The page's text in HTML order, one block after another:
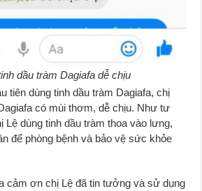
dầu tràm Dagiafa dễ chịu
tiên dùng tinh dầu tràm Dagiafa, chị
có mùi thơm, dễ chịu. Như tư
Lệ dùng tinh dầu tràm thoa vào lưng,
để phòng bệnh và bảo vệ sức khỏe
cảm ơn chị Lệ đã tin tưởng và sử dụng